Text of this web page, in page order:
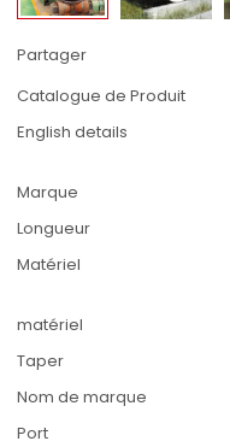
Partager
Catalogue de Produit
English details
Marque
Longueur
Matériel
matériel
Taper
Nom de marque
Port